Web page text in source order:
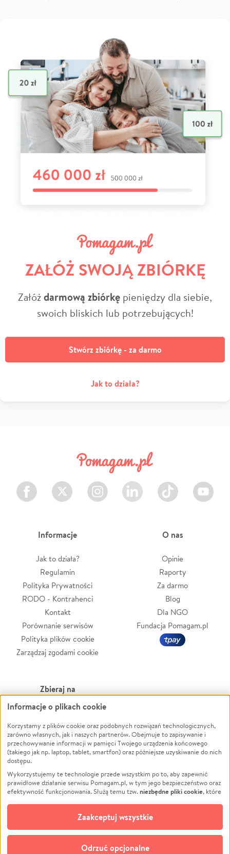
ZAŁÓŻ SWOJĄ ZBIÓRKĘ
Załóżdarmową zbiórkę pieniędzy dla siebie,
swoich bliskich lub potrzebujących!
Stwórz zbiórkę - za darmo
Jak to działa?
Facebook Twitter Instagram LinkedIn TikTok Youtube
Informacje
Jak to działa?
Regulamin
Polityka Prywatności
RODO - Kontrahenci
Kontakt
Porównanie serwisów
Polityka plików cookie
Zarządzaj zgodami cookie
O nas
Opinie
Raporty
Za darmo
Blog
Dla NGO
Fundacja Pomagam.pl
Zbieraj na
Leczenie
Zwierzęta
Pożar
Ukraina
Pomoc Finansowa
Projekty
Pogrzeb
Społeczność lokalna
Kultura
Powódź
Wichura
NGO
Edukacja
Podróż
Impreza
Ochrona środowiska
Biznes
Informacje o plikach cookie
Korzystamy z plików cookie oraz podobnych rozwiązań technologicznych,
zarówno własnych, jak i naszych partnerów. Obejmuje to zapisywanie i
przechowywanie informacji w pamięci Twojego urządzenia końcowego
(takiego jak np. laptop, tablet, smartfon) oraz późniejsze uzyskiwanie do nich
dostępu.
Wykorzystujemy te technologie przede wszystkim po to, aby zapewnić
prawidłowe działanie serwisu Pomagam.pl, w tym jego bezpieczeństwo oraz
efektywność funkcjonowania. Służą temu tzw.niezbędne pliki cookie, które
opcjonalnych plików cookie
technologii do celów analitycznych i retargetingowych. Możesz wyrazić
zgodę na ich stosowanie lub jej odmówić. W dowolnym momencie masz
możliwość zmiany swoich preferencji na stronie „Zarządzaj zgodami cookie”,
do której link znajdziesz w stopce serwisu Pomagam.pl. Opcjonalne pliki
Odrzuć opcjonalne
Zaakceptuj wszystkie